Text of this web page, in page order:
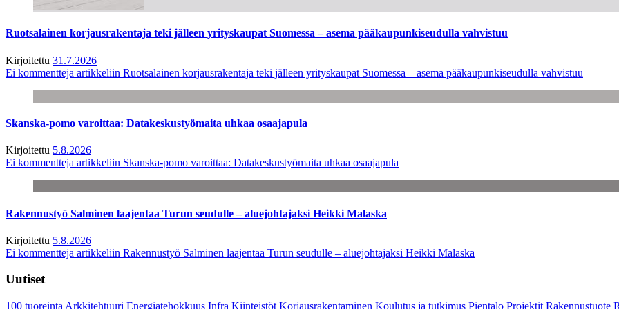
Ruotsalainen korjausrakentaja teki jälleen yrityskaupat Suomessa – asema pääkaupunkiseudulla vahvistuu
Kirjoitettu 31.7.2026
Ei kommentteja artikkeliin Ruotsalainen korjausrakentaja teki jälleen yrityskaupat Suomessa – asema pääkaupunkiseudulla vahvistuu
Skanska-pomo varoittaa: Datakeskustyömaita uhkaa osaajapula
Kirjoitettu 5.8.2026
Ei kommentteja artikkeliin Skanska-pomo varoittaa: Datakeskustyömaita uhkaa osaajapula
Rakennustyö Salminen laajentaa Turun seudulle – aluejohtajaksi Heikki Malaska
Kirjoitettu 5.8.2026
Ei kommentteja artikkeliin Rakennustyö Salminen laajentaa Turun seudulle – aluejohtajaksi Heikki Malaska
Uutiset
100 tuoreinta Arkkitehtuuri Energiatehokkuus Infra Kiinteistöt Korjausrakentaminen Koulutus ja tutkimus Pientalo Projektit Rakennustuote